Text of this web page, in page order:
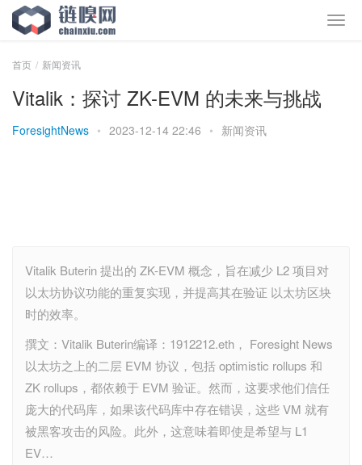
首页 新闻资讯
Vitalik：探讨 ZK-EVM 的未来与挑战
ForesightNews • 2023-12-14 22:46 • 新闻资讯
Vitalik Buterin 提出的 ZK-EVM 概念，旨在减少 L2 项目对
以太坊协议功能的重复实现，并提高其在验证 以太坊区块
时的效率。
撰文：Vitalik Buterin编译：1912212.eth， Foresight News
以太坊之上的二层 EVM 协议，包括 optimistic rollups 和
ZK rollups，都依赖于 EVM 验证。然而，这要求他们信任
庞大的代码库，如果该代码库中存在错误，这些 VM 就有
被黑客攻击的风险。此外，这意味着即使是希望与 L1
EV…